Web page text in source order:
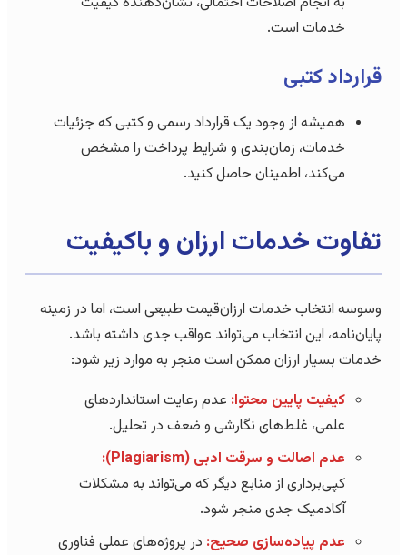
خدمات است.
قرارداد کتبی
همیشه از وجود یک قرارداد رسمی و کتبی که جزئیات
خدمات، زمان‌بندی و شرایط پرداخت را مشخص
می‌کند، اطمینان حاصل کنید.
تفاوت خدمات ارزان و باکیفیت
وسوسه انتخاب خدمات ارزان‌قیمت طبیعی است، اما در زمینه
پایان‌نامه، این انتخاب می‌تواند عواقب جدی داشته باشد.
خدمات بسیار ارزان ممکن است منجر به موارد زیر شود:
کیفیت پایین محتوا: عدم رعایت استانداردهای
علمی، غلط‌های نگارشی و ضعف در تحلیل.
عدم اصالت و سرقت ادبی (Plagiarism):
کپی‌برداری از منابع دیگر که می‌تواند به مشکلات
آکادمیک جدی منجر شود.
عدم پیاده‌سازی صحیح: در پروژه‌های عملی فناوری